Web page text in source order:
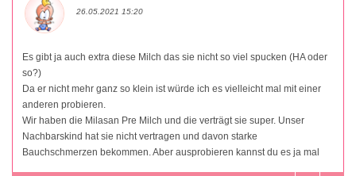
26.05.2021 15:20
Es gibt ja auch extra diese Milch das sie nicht so viel spucken (HA oder
so?)
Da er nicht mehr ganz so klein ist würde ich es vielleicht mal mit einer
anderen probieren.
Wir haben die Milasan Pre Milch und die verträgt sie super. Unser
Nachbarskind hat sie nicht vertragen und davon starke
Bauchschmerzen bekommen. Aber ausprobieren kannst du es ja mal